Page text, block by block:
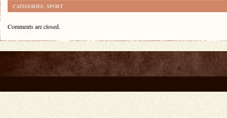
CATEGORIES: SPORT
Comments are closed.